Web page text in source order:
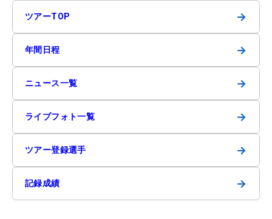
ツアーTOP →
年間日程 →
ニュース一覧 →
ライブフォト一覧 →
ツアー登録選手 →
記録成績 →